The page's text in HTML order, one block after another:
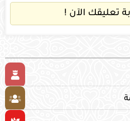
تعليقك الآن !